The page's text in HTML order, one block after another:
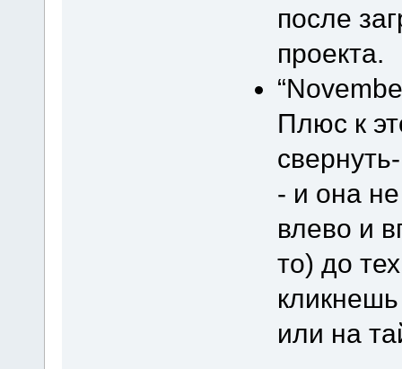
после
проекта.
Плюс к
- и она
влево и
то) до
или на